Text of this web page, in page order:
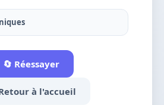
🔄 Réessayer
à l'accueil